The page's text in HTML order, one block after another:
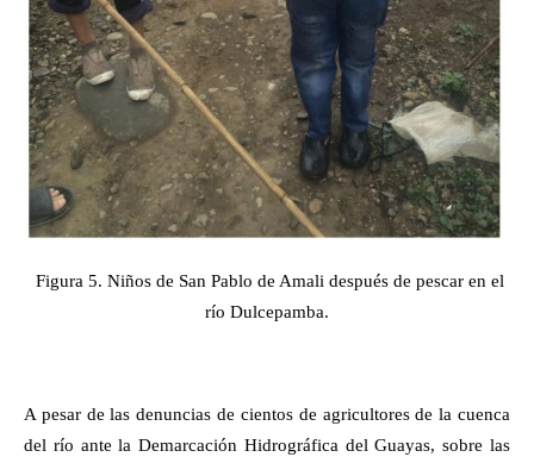
Figura 5. Niños de San Pablo de Amali después de pescar en el
río Dulcepamba.
A pesar de las denuncias de cientos de agricultores de la cuenca
del río ante la Demarcación Hidrográfica del Guayas, sobre las